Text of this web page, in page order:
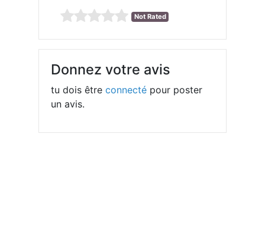
Not Rated
Donnez votre avis
tu dois êtreconnecté pour poster
un avis.